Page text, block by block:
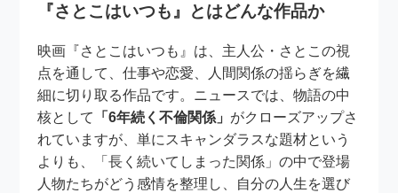
『さとこはいつも』とはどんな作品か
映画『さとこはいつも』は、主人公・さとこの視
点を通して、仕事や恋愛、人間関係の揺らぎを繊
細に切り取る作品です。ニュースでは、物語の中
核として
「6年続く不倫関係」 がクローズアップさ
れていますが、単にスキャンダラスな題材という
よりも、「長く続いてしまった関係」の中で登場
人物たちがどう感情を整理し、自分の人生を選び